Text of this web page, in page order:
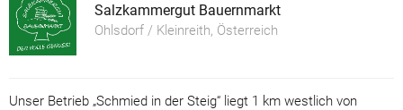
Salzkammergut Bauernmarkt
Ohlsdorf / Kleinreith, Österreich
Unser Betrieb „Schmied in der Steig“ liegt 1 km westlich von